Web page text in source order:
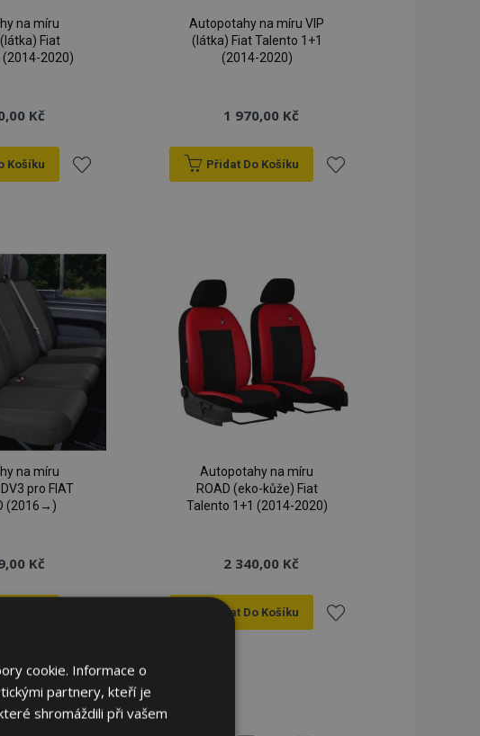
na míru
Fiat
2020)
Kč
Košíku
oblíbeným
Autopotahy na míru VIP
(látka) Fiat Talento 1+1
(2014-2020)
1 970,00 Kč
Přidat Do Košíku
na míru
pro FIAT
(2016→)
Kč
k
oblíbeným
Autopotahy na míru
ROAD (eko-kůže) Fiat
Talento 1+1 (2014-2020)
2 340,00 Kč
Přidat Do Košíku
cookie. Informace o
partnery, kteří je
shromáždili při vašem